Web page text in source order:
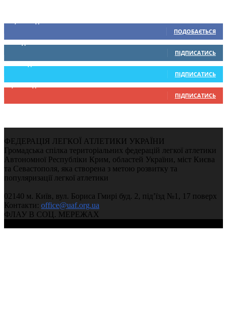
ПОДОБАЄТЬСЯ
0 Підписників
ПІДПИСАТИСЬ
234 Підписників
ПІДПИСАТИСЬ
9,370 Підписників
ПІДПИСАТИСЬ
ФЕДЕРАЦІЯ ЛЕГКОЇ АТЛЕТИКИ УКРАЇНИ
Громадська спілка територіальних федерацій легкої атлетики
Автономної Республіки Крим, областей України, міст Києва
та Севастополя, яка створена з метою розвитку та
популяризації легкої атлетики
02140 м. Київ, вул. Бориса Гмирі буд. 2, під’їзд №1, 17 поверх
Контакти: office@uaf.org.ua
ФЛАУ В СОЦ. МЕРЕЖАХ